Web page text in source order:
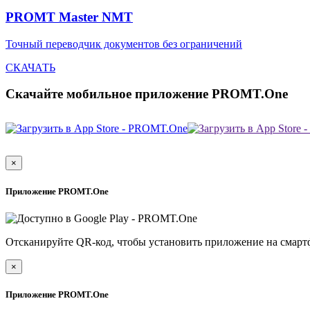
PROMT Master NMT
Точный переводчик документов без ограничений
СКАЧАТЬ
Скачайте мобильное приложение PROMT.One
×
Приложение PROMT.One
Отсканируйте QR-код, чтобы установить приложение на
×
Приложение PROMT.One